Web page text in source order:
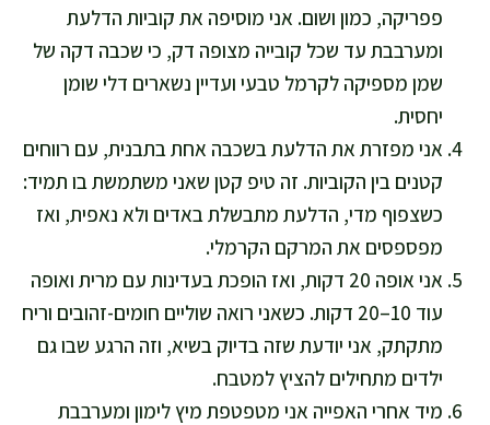
פפריקה, כמון ושום. אני מוסיפה את קוביות הדלעת
ומערבבת עד שכל קובייה מצופה דק, כי שכבה דקה של
שמן מספיקה לקרמל טבעי ועדיין נשארים דלי שומן
יחסית.
אני מפזרת את הדלעת בשכבה אחת בתבנית, עם רווחים
קטנים בין הקוביות. זה טיפ קטן שאני משתמשת בו תמיד:
כשצפוף מדי, הדלעת מתבשלת באדים ולא נאפית, ואז
מפספסים את המרקם הקרמלי.
אני אופה 20 דקות, ואז הופכת בעדינות עם מרית ואופה
עוד 10–20 דקות. כשאני רואה שוליים חומים-זהובים וריח
מתקתק, אני יודעת שזה בדיוק בשיא, וזה הרגע שבו גם
ילדים מתחילים להציץ למטבח.
מיד אחרי האפייה אני מטפטפת מיץ לימון ומערבבת